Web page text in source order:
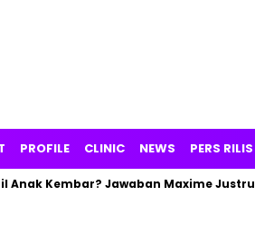
PROFILE CLINIC NEWS PERS RILIS
Jawaban Maxime Justru Picu